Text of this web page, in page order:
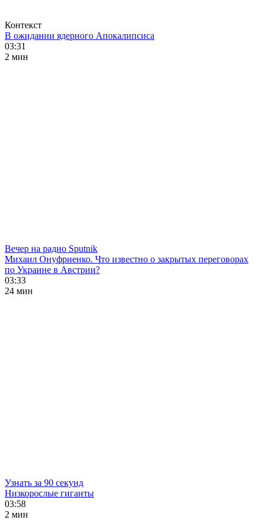
Контекст
В ожидании ядерного Апокалипсиса
03:31
2 мин
Вечер на радио Sputnik
Михаил Онуфриенко. Что известно о закрытых переговорах
по Украине в Австрии?
03:33
24 мин
Узнать за 90 секунд
Низкорослые гиганты
03:58
2 мин